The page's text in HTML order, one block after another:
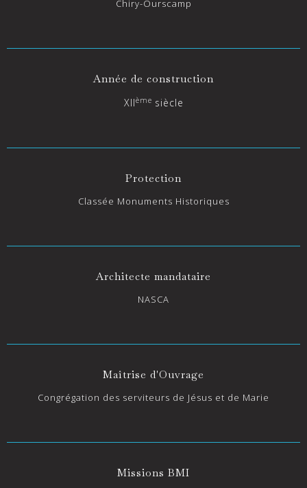
Chiry-Ourscamp
Année de construction
XIIème siècle
Protection
Classée Monuments Historiques
Architecte mandataire
NASCA
Maîtrise d'Ouvrage
Congrégation des serviteurs de Jésus et de Marie
Missions BMI